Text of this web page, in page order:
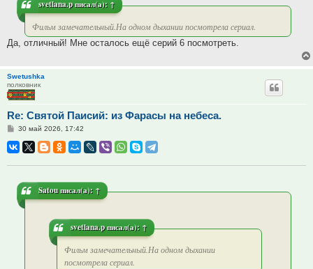
svetlana.pписал(а): ↑
Фильм замечательный.На одном дыхании посмотрела сериал.
Да, отличный! Мне осталось ещё серий 6 посмотреть.
Swetushka
полковник
Re: Святой Паисий: из Фарасы на небеса.
Сообщение
30 май 2026, 17:42
Satouписал(а): ↑
svetlana.pписал(а): ↑
Фильм замечательный.На одном дыхании
посмотрела сериал.